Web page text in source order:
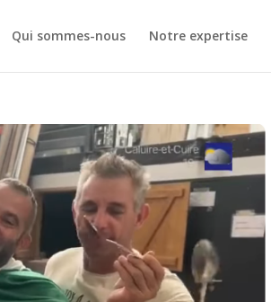
Qui sommes-nous Notre expertise